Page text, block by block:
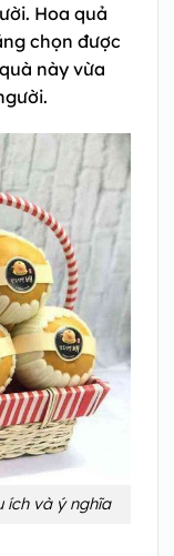
Hoa quả
chọn được
này vừa
ích và ý nghĩa